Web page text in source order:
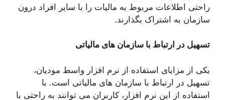
راحتی اطلاعات مربوط به مالیات را با سایر افراد درون
سازمان به اشتراک بگذارند.
تسهیل در ارتباط با سازمان های مالیاتی
یکی از مزایای استفاده از نرم افزار واسط مودیان،
تسهیل در ارتباط با سازمان های مالیاتی است. با
استفاده از این نرم افزار، کاربران می ‌توانند به راحتی با